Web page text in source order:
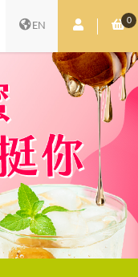
EN 會員中心0
購